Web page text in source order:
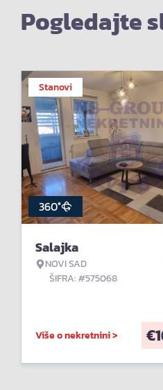
Pogledajte
Stanovi
360°
Salajka
NOVI SAD
ŠIFRA: #575068
Više o nekretnini > €